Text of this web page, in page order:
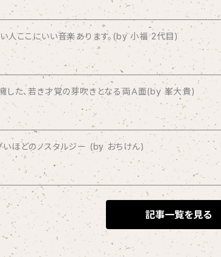
人ここにいい音楽あります。(by 小福 2代目)
した、若き才覚の芽吹きとなる両Ａ面(by 峯大貴)
ほどのノスタルジー (by おちけん)
記事一覧を見る